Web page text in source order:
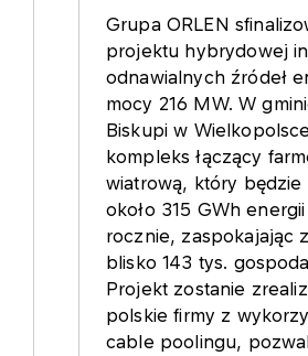
Grupa ORLEN
projektu hybrydowej
odnawialnych źródeł
mocy 216 MW. W
Biskupi w
kompleks łączący
wiatrową, który będzie
około 315 GWh
rocznie, zaspokajając
blisko 143 tys.
Projekt zostanie
polskie firmy z
cable poolingu,